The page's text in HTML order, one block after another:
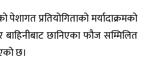
प्रतियोगिताको मर्यादाक्रमको
छानिएका फौज सम्मिलित
छ।